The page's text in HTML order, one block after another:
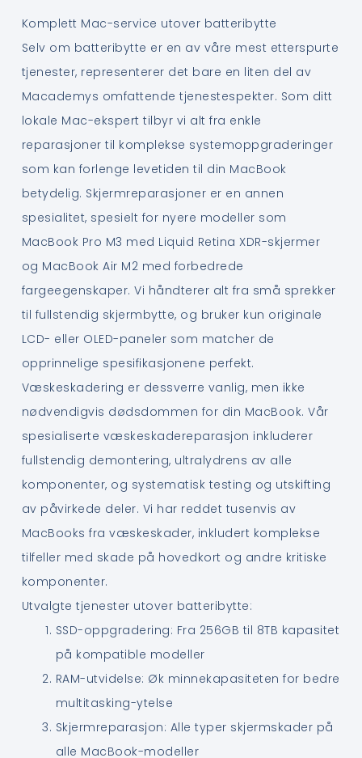
Komplett Mac-service utover batteribytte
Selv om batteribytte er en av våre mest etterspurte
tjenester, representerer det bare en liten del av
Macademys omfattende tjenestespekter. Som ditt
lokale Mac-ekspert tilbyr vi alt fra enkle
reparasjoner til komplekse systemoppgraderinger
som kan forlenge levetiden til din MacBook
betydelig. Skjermreparasjoner er en annen
spesialitet, spesielt for nyere modeller som
MacBook Pro M3 med Liquid Retina XDR-skjermer
og MacBook Air M2 med forbedrede
fargeegenskaper. Vi håndterer alt fra små sprekker
til fullstendig skjermbytte, og bruker kun originale
LCD- eller OLED-paneler som matcher de
opprinnelige spesifikasjonene perfekt.
Væskeskadering er dessverre vanlig, men ikke
nødvendigvis dødsdommen for din MacBook. Vår
spesialiserte væskeskadereparasjon inkluderer
fullstendig demontering, ultralydrens av alle
komponenter, og systematisk testing og utskifting
av påvirkede deler. Vi har reddet tusenvis av
MacBooks fra væskeskader, inkludert komplekse
tilfeller med skade på hovedkort og andre kritiske
komponenter.
Utvalgte tjenester utover batteribytte:
SSD-oppgradering: Fra 256GB til 8TB kapasitet
på kompatible modeller
RAM-utvidelse: Øk minnekapasiteten for bedre
multitasking-ytelse
Skjermreparasjon: Alle typer skjermskader på
alle MacBook-modeller